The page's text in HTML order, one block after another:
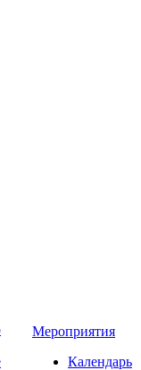
Мероприятия
Календарь